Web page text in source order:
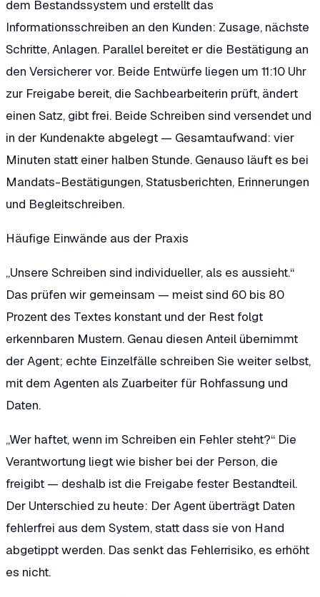
dem Bestandssystem und erstellt das
Informationsschreiben an den Kunden: Zusage, nächste
Schritte, Anlagen. Parallel bereitet er die Bestätigung an
den Versicherer vor. Beide Entwürfe liegen um 11:10 Uhr
zur Freigabe bereit, die Sachbearbeiterin prüft, ändert
einen Satz, gibt frei. Beide Schreiben sind versendet und
in der Kundenakte abgelegt — Gesamtaufwand: vier
Minuten statt einer halben Stunde. Genauso läuft es bei
Mandats-Bestätigungen, Statusberichten, Erinnerungen
und Begleitschreiben.
Häufige Einwände aus der Praxis
„Unsere Schreiben sind individueller, als es aussieht.“
Das prüfen wir gemeinsam — meist sind 60 bis 80
Prozent des Textes konstant und der Rest folgt
erkennbaren Mustern. Genau diesen Anteil übernimmt
der Agent; echte Einzelfälle schreiben Sie weiter selbst,
mit dem Agenten als Zuarbeiter für Rohfassung und
Daten.
„Wer haftet, wenn im Schreiben ein Fehler steht?“ Die
Verantwortung liegt wie bisher bei der Person, die
freigibt — deshalb ist die Freigabe fester Bestandteil.
Der Unterschied zu heute: Der Agent überträgt Daten
fehlerfrei aus dem System, statt dass sie von Hand
abgetippt werden. Das senkt das Fehlerrisiko, es erhöht
es nicht.